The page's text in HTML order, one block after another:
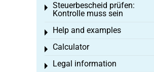
Steuerbescheid prüfen:
Kontrolle muss sein
Toggle menu
Help and examples
Toggle menu
Calculator
Toggle menu
Legal information
Toggle menu